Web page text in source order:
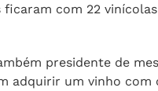
ficaram com 22 vinícolas
presidente de
adquirir um vinho com